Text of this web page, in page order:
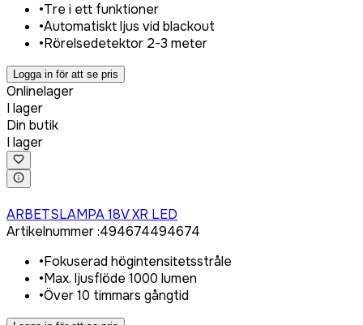
•Tre i ett funktioner
•Automatiskt ljus vid blackout
•Rörelsedetektor 2-3 meter
Logga in för att se pris
Onlinelager
I lager
Din butik
I lager
ARBETSLAMPA 18V XR LED
Artikelnummer:494674494674
•Fokuserad högintensitetsstråle
•Max. ljusflöde 1000 lumen
•Över 10 timmars gångtid